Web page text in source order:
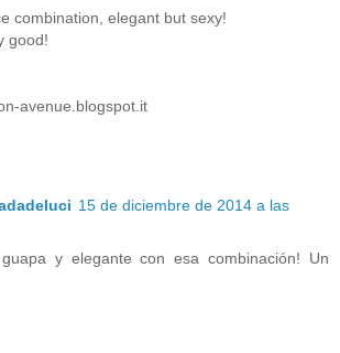
combination, elegant but sexy!
good!
avenue.blogspot.it
15 de diciembre de 2014 a las
y elegante con esa combinación! Un